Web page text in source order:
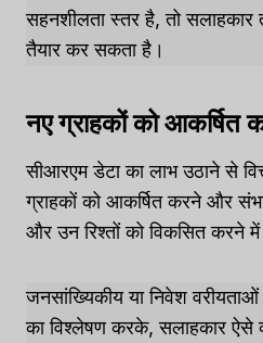
सहनशीलता स्तर है, तो सलाहकार
तैयार कर सकता है।
नए ग्राहकों को आकर्षित
सीआरएम डेटा का लाभ उठाने से
ग्राहकों को आकर्षित करने और
और उन रिश्तों को विकसित करने
जनसांख्यिकीय या निवेश
का विश्लेषण करके, सलाहकार ऐसे